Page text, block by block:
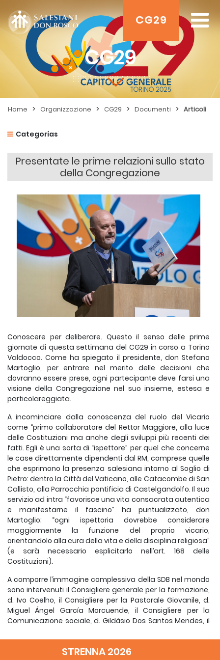
CG29
CG29
Home > Organizzazione > CG29 > Documenti > Articoli
Categorías
Presentate le prime relazioni sullo stato
della Congregazione
Conoscere per deliberare. Questo il senso delle prime
giornate di questa settimana del CG29 in corso a Torino
Valdocco. Come ha spiegato il presidente, don Stefano
Martoglio, per entrare nel merito delle decisioni che
dovranno essere prese, ogni partecipante deve farsi una
visione della Congregazione nel suo insieme, estesa e
particolareggiata.
A incominciare dalla conoscenza del ruolo del Vicario
come “primo collaboratore del Rettor Maggiore, alla luce
delle Costituzioni ma anche degli sviluppi più recenti dei
fatti. Egli è una sorta di “ispettore” per quel che concerne
le case direttamente dipendenti dal RM, comprese quelle
che esprimono la presenza salesiana intorno al Soglio di
Pietro: dentro la Città del Vaticano, alle Catacombe di San
Callisto, alla Parrocchia pontificia di Castelgandolfo. Il suo
servizio ad intra “favorisce una vita consacrata autentica
e manifestarne il fascino” ha puntualizzato, don
Martoglio; “ogni ispettoria dovrebbe considerare
maggiormente la funzione del proprio vicario,
orientandolo alla cura della vita e della disciplina religiosa”
(e sarà necessario esplicitarlo nell’art. 168 delle
Costituzioni).
A comporre l’immagine complessiva della SDB nel mondo
sono intervenuti il Consigliere generale per la formazione,
d. Ivo Coelho, il Consigliere per la Pastorale Giovanile, d.
Miguel Ángel García Morcuende, il Consigliere per la
Comunicazione sociale, d. Gildásio Dos Santos Mendes, il
generale per la Famiglia Salesiana, d. Joan Lluís Playà.
STRENNA 2026